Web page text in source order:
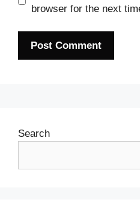
browser for the next
Search